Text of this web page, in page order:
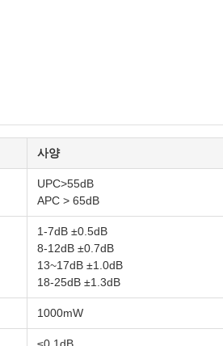
사양
UPC>55dB
APC > 65dB
1-7dB ±0.5dB
8-12dB ±0.7dB
13~17dB ±1.0dB
18-25dB ±1.3dB
1000mW